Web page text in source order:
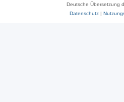
Deutsche Übersetzung
Datenschutz|